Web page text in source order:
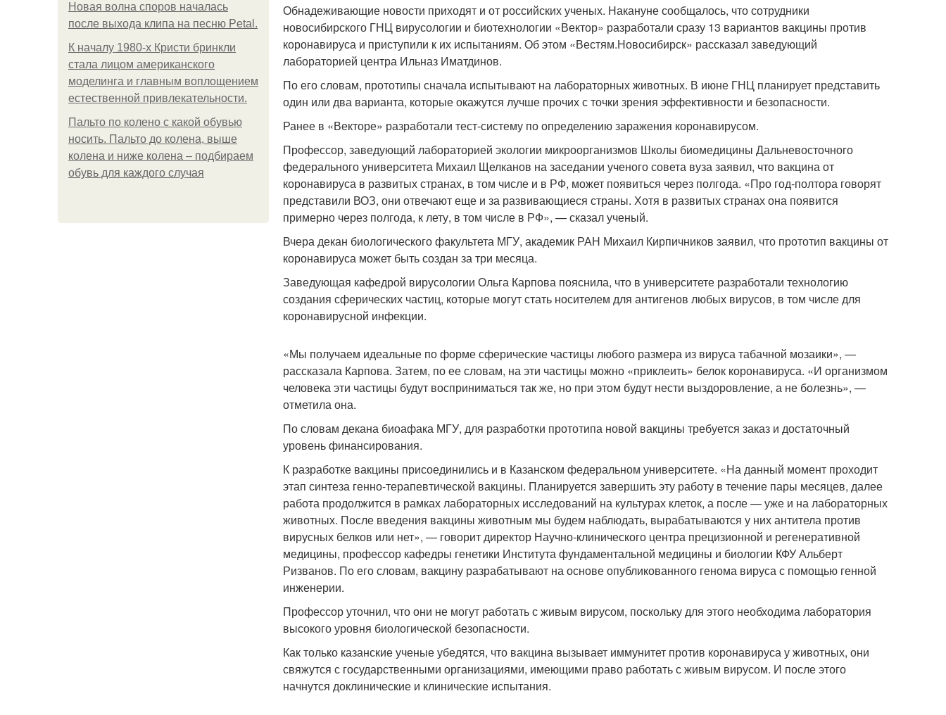
Новая волна споров началась
после выхода клипа на песню Petal.
К началу 1980-х Кристи бринкли
стала лицом американского
моделинга и главным воплощением
естественной привлекательности.
Пальто по колено с какой обувью
носить. Пальто до колена, выше
колена и ниже колена – подбираем
обувь для каждого случая
Обнадеживающие новости приходят и от российских ученых. Накануне сообщалось, что сотрудники
новосибирского ГНЦ вирусологии и биотехнологии «Вектор» разработали сразу 13 вариантов вакцины против
коронавируса и приступили к их испытаниям. Об этом «Вестям.Новосибирск» рассказал заведующий
лабораторией центра Ильназ Иматдинов.
По его словам, прототипы сначала испытывают на лабораторных животных. В июне ГНЦ планирует представить
один или два варианта, которые окажутся лучше прочих с точки зрения эффективности и безопасности.
Ранее в «Векторе» разработали тест-систему по определению заражения коронавирусом.
Профессор, заведующий лабораторией экологии микроорганизмов Школы биомедицины Дальневосточного
федерального университета Михаил Щелканов на заседании ученого совета вуза заявил, что вакцина от
коронавируса в развитых странах, в том числе и в РФ, может появиться через полгода. «Про год-полтора говорят
представили ВОЗ, они отвечают еще и за развивающиеся страны. Хотя в развитых странах она появится
примерно через полгода, к лету, в том числе в РФ», — сказал ученый.
Вчера декан биологического факультета МГУ, академик РАН Михаил Кирпичников заявил, что прототип вакцины от
коронавируса может быть создан за три месяца.
Заведующая кафедрой вирусологии Ольга Карпова пояснила, что в университете разработали технологию
создания сферических частиц, которые могут стать носителем для антигенов любых вирусов, в том числе для
коронавирусной инфекции.
«Мы получаем идеальные по форме сферические частицы любого размера из вируса табачной мозаики», —
рассказала Карпова. Затем, по ее словам, на эти частицы можно «приклеить» белок коронавируса. «И организмом
человека эти частицы будут восприниматься так же, но при этом будут нести выздоровление, а не болезнь», —
отметила она.
По словам декана биоафака МГУ, для разработки прототипа новой вакцины требуется заказ и достаточный
уровень финансирования.
К разработке вакцины присоединились и в Казанском федеральном университете. «На данный момент проходит
этап синтеза генно-терапевтической вакцины. Планируется завершить эту работу в течение пары месяцев, далее
работа продолжится в рамках лабораторных исследований на культурах клеток, а после — уже и на лабораторных
животных. После введения вакцины животным мы будем наблюдать, вырабатываются у них антитела против
вирусных белков или нет», — говорит директор Научно-клинического центра прецизионной и регенеративной
медицины, профессор кафедры генетики Института фундаментальной медицины и биологии КФУ Альберт
Ризванов. По его словам, вакцину разрабатывают на основе опубликованного генома вируса с помощью генной
инженерии.
Профессор уточнил, что они не могут работать с живым вирусом, поскольку для этого необходима лаборатория
высокого уровня биологической безопасности.
Как только казанские ученые убедятся, что вакцина вызывает иммунитет против коронавируса у животных, они
свяжутся с государственными организациями, имеющими право работать с живым вирусом. И после этого
начнутся доклинические и клинические испытания.